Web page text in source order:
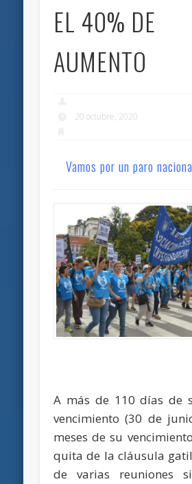
EL 40% DE
AUMENTO
20 octubre, 2020
Vamos por un paro
A más de 110 días de
vencimiento (30 de
meses de su
quita de la cláusula
de varias reuniones